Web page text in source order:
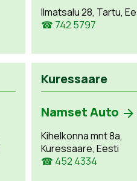
Ilmatsalu 28, Tartu,
☎ 742 5797
Kuressaare
Namset Auto
Kihelkonna mnt 8a,
Kuressaare, Eesti
☎ 452 4334